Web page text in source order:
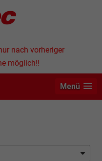
nach vorheriger
möglich!!
Menü